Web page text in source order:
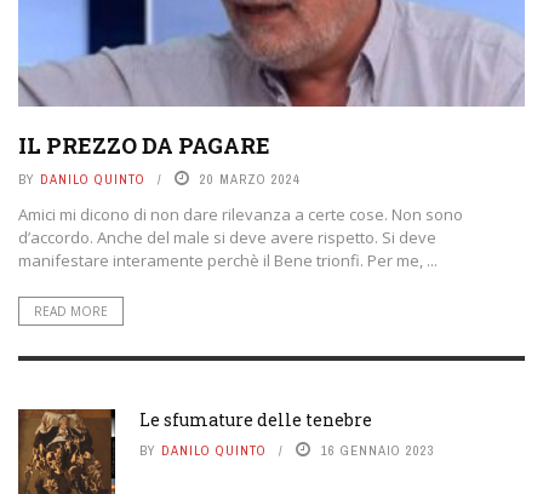
IL PREZZO DA PAGARE
BY DANILO QUINTO 20 MARZO 2024
Amici mi dicono di non dare rilevanza a certe cose. Non sono
d’accordo. Anche del male si deve avere rispetto. Si deve
manifestare interamente perchè il Bene trionfi. Per me, ...
READ MORE
Le sfumature delle tenebre
BY DANILO QUINTO 16 GENNAIO 2023